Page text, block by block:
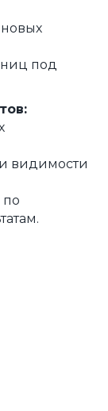
под
видимости
по